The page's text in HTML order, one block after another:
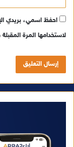
احفظ اسمي، بريدي
لاستخدامها المرة